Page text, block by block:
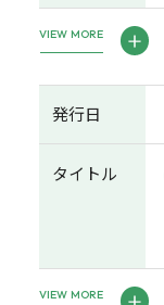
VIEW MORE
発行日
タイトル
VIEW MORE